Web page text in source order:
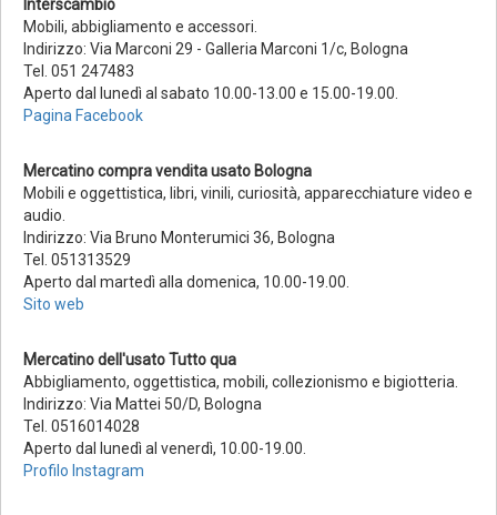
Interscambio
Mobili, abbigliamento e accessori.
Indirizzo: Via Marconi 29 - Galleria Marconi 1/c, Bologna
Tel. 051 247483
Aperto dal lunedì al sabato 10.00-13.00 e 15.00-19.00.
Pagina Facebook
Mercatino compra vendita usato Bologna
Mobili e oggettistica, libri, vinili, curiosità, apparecchiature video e
audio.
Indirizzo: Via Bruno Monterumici 36, Bologna
Tel. 051313529
Aperto dal martedì alla domenica, 10.00-19.00.
Sito web
Mercatino dell'usato Tutto qua
Abbigliamento, oggettistica, mobili, collezionismo e bigiotteria.
Indirizzo: Via Mattei 50/D, Bologna
Tel. 0516014028
Aperto dal lunedì al venerdì, 10.00-19.00.
Profilo Instagram